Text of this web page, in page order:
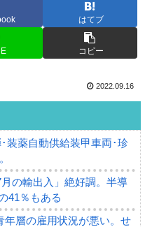
はてブ
コピー
2022.09.16
装薬自動供給装甲車両･珍
の輸出入」絶好調。半導
41％もある
年層の雇用状況が悪い。せ